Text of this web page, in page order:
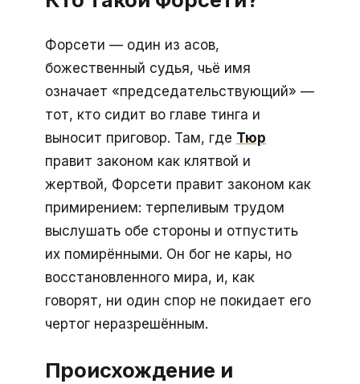
Форсети — один из асов,
божественный судья, чьё имя
означает «председательствующий» —
тот, кто сидит во главе тинга и
выносит приговор. Там, где Тюр
правит законом как клятвой и
жертвой, Форсети правит законом как
примирением: терпеливым трудом
выслушать обе стороны и отпустить
их помирёнными. Он бог не кары, но
восстановленного мира, и, как
говорят, ни один спор не покидает его
чертог неразрешённым.
Происхождение и